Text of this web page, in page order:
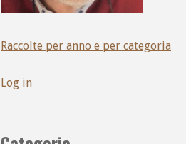
Raccolte per anno e per categoria
Log in